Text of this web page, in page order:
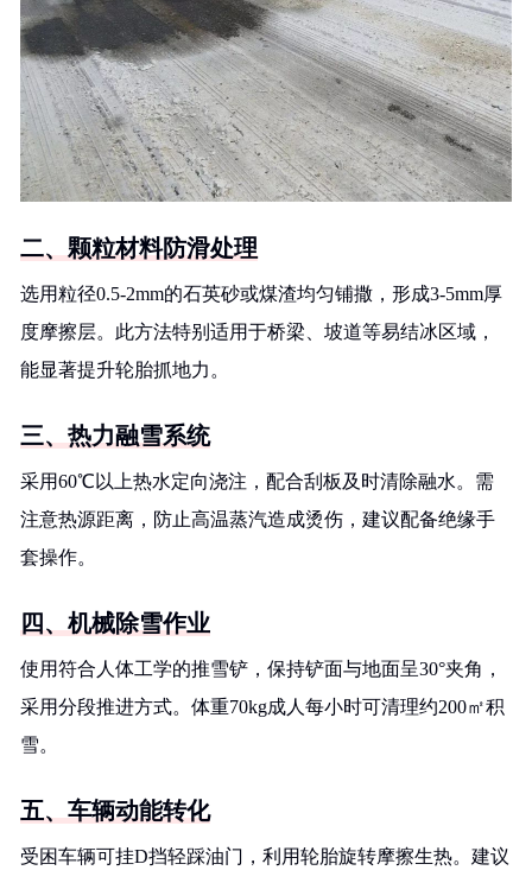
二、颗粒材料防滑处理
选用粒径0.5-2mm的石英砂或煤渣均匀铺撒，形成3-5mm厚
度摩擦层。此方法特别适用于桥梁、坡道等易结冰区域，
能显著提升轮胎抓地力。
三、热力融雪系统
采用60℃以上热水定向浇注，配合刮板及时清除融水。需
注意热源距离，防止高温蒸汽造成烫伤，建议配备绝缘手
套操作。
四、机械除雪作业
使用符合人体工学的推雪铲，保持铲面与地面呈30°夹角，
采用分段推进方式。体重70kg成人每小时可清理约200㎡积
雪。
五、车辆动能转化
受困车辆可挂D挡轻踩油门，利用轮胎旋转摩擦生热。建议